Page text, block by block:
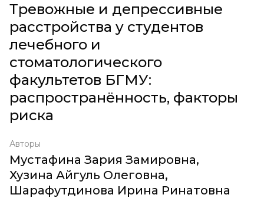
Тревожные и депрессивные
расстройства у студентов
лечебного и
стоматологического
факультетов БГМУ:
распространённость, факторы
риска
Авторы
Мустафина Зария Замировна,
Хузина Айгуль Олеговна,
Шарафутдинова Ирина Ринатовна